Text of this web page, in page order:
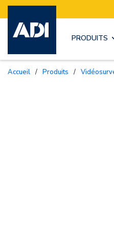
Information |
PRODUITS
Accueil / Produits /